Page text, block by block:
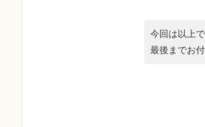
今回は以上で
最後までお